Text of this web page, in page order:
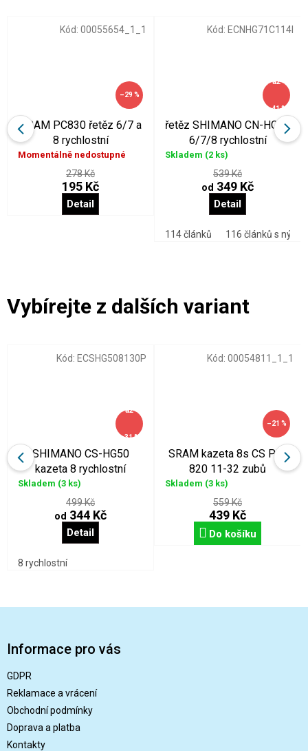
až
–31 %
SHIMANO CS-HG50
kazeta 8 rychlostní
Skladem (3 ks)
499 Kč
od 344 Kč
Detail
8 rychlostní
Kód: ECSHG508130P
–21 %
SRAM kazeta 8s CS PG-
820 11-32 zubů
Skladem (3 ks)
559 Kč
439 Kč
Do košíku
Kód: 00054811_1_1
–29 %
SRAM PC830 řetěz 6/7 a
8 rychlostní
Momentálně nedostupné
278 Kč
195 Kč
Detail
Kód: 00055654_1_1
až
–41 %
řetěz SHIMANO CN-HG71
6/7/8 rychlostní
Skladem (2 ks)
539 Kč
od 349 Kč
Detail
114 článků 116 článků s
Kód: ECNHG71C114I
Informace pro vás
GDPR
Reklamace a vrácení
Obchodní podmínky
Doprava a platba
Kontakty